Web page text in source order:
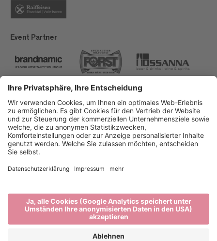
Event Partner
Brixen Tourismus
Privacy
Impressum
Förderungen
produced by